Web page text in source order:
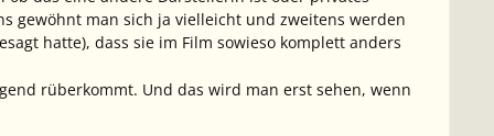
gewöhnt man sich ja vielleicht und zweitens werden
hatte), dass sie im Film sowieso komplett anders
rüberkommt. Und das wird man erst sehen, wenn